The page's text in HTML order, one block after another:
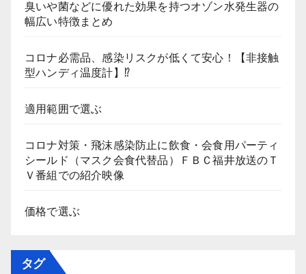
臭いや菌などに優れた効果を持つオゾン水発生器の
幅広い特徴まとめ
コロナ必需品、感染リスクが低くて安心！【非接触
型ハンディ温度計】⁉
適用範囲で選ぶ
コロナ対策・飛沫感染防止に飲食・会食用パーティ
シールド（マスク会食代替品）ＦＢＣ福井放送のＴ
Ｖ番組での紹介映像
価格で選ぶ
タグ